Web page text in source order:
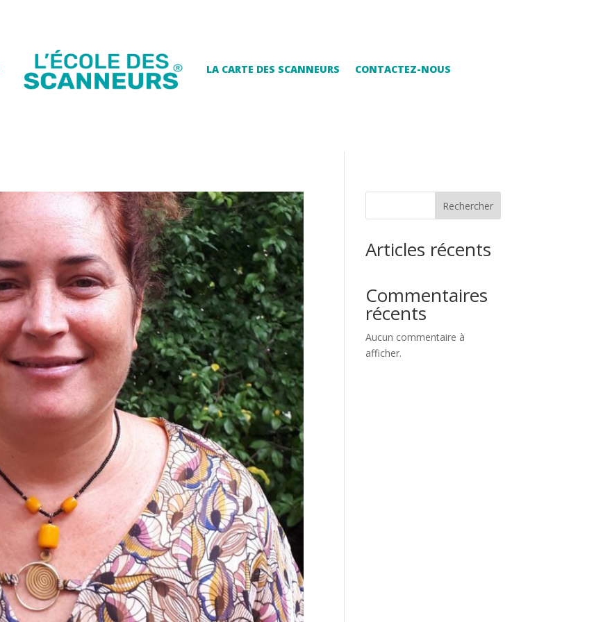
LA CARTE DES SCANNEURS CONTACTEZ-NOUS
Rechercher
Articles récents
Commentaires
récents
Aucun commentaire à
afficher.